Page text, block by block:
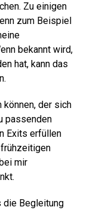
Zu einigen
zum Beispiel
bekannt wird,
hat, kann das
können, der sich
passenden
Exits erfüllen
mir
die Begleitung